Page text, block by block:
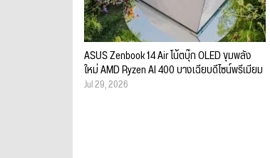
ASUS Zenbook 14 Air โน้ตบุ๊ก OLED ขุมพลัง
ใหม่ AMD Ryzen AI 400 บางเฉียบดีไซน์พรีเมียม
Jul 29, 2026